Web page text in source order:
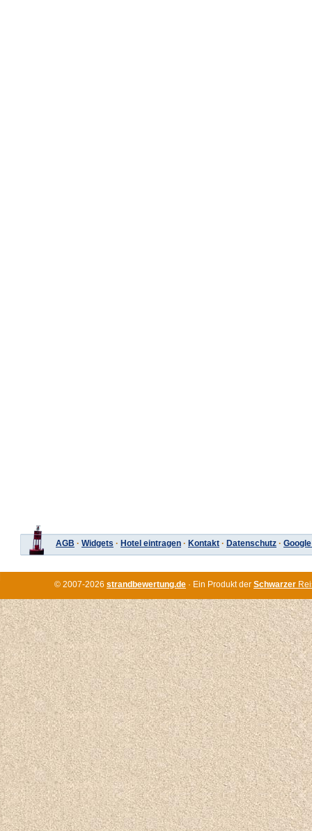
AGB · Widgets · Hotel eintragen · Kontakt · Datenschutz ·
© 2007-2026 strandbewertung.de · Ein Produkt der Schwarzer